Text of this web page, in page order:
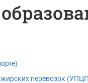
перевозок